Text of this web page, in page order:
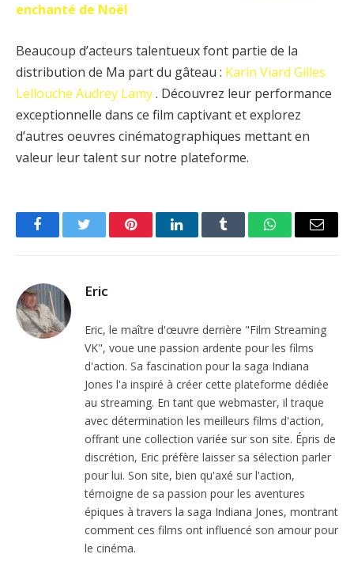
enchanté de Noël
Beaucoup d’acteurs talentueux font partie de la
distribution de Ma part du gâteau : Karin Viard Gilles
Lellouche Audrey Lamy. Découvrez leur performance
exceptionnelle dans ce film captivant et explorez
d’autres oeuvres cinématographiques mettant en
valeur leur talent sur notre plateforme.
FacebookTwitter PinterestLinkedInTumblr WhatsAppEmail
Eric
Eric, le maître d'œuvre derrière "Film Streaming
VK", voue une passion ardente pour les films
d'action. Sa fascination pour la saga Indiana
Jones l'a inspiré à créer cette plateforme dédiée
au streaming. En tant que webmaster, il traque
avec détermination les meilleurs films d'action,
offrant une collection variée sur son site. Épris de
discrétion, Eric préfère laisser sa sélection parler
pour lui. Son site, bien qu'axé sur l'action,
témoigne de sa passion pour les aventures
épiques à travers la saga Indiana Jones, montrant
comment ces films ont influencé son amour pour
le cinéma.